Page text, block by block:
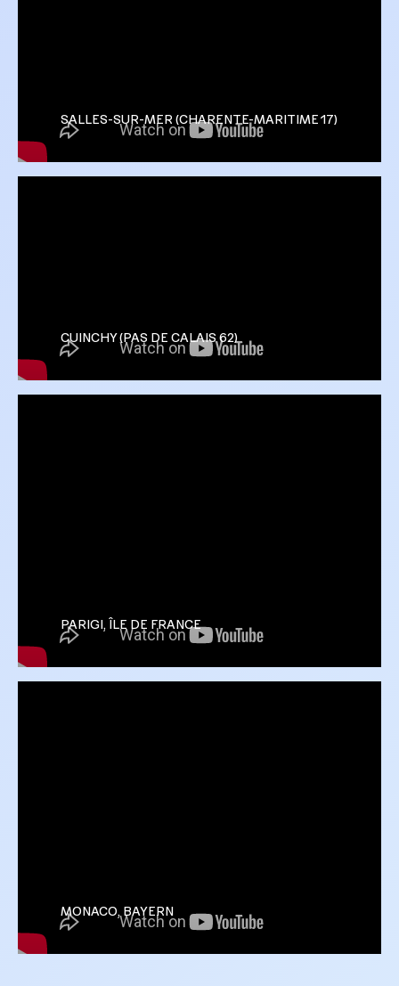
SALLES-SUR-MER (CHARENTE-MARITIME 17)
CUINCHY (PAS DE CALAIS 62)
PARIGI, ÎLE DE FRANCE
MONACO, BAYERN